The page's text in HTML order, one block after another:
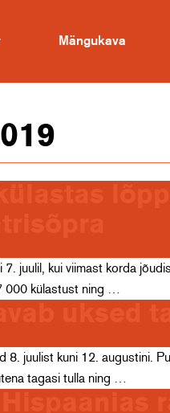
Mängukava
juulil, kui viimast korda
000 külastust ning …
8. juulist kuni 12. augustini.
tagasi tulla ning …